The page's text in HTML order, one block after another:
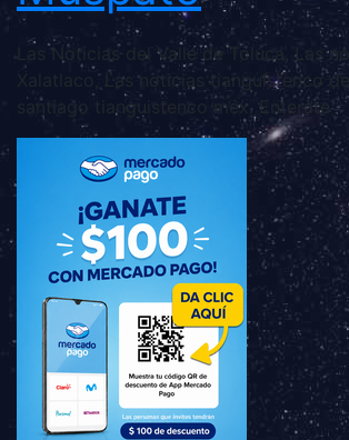
Las Noticias del Valle de Toluca, Las
Xalatlaco, Las noticias tianguistenco de
santiago tianguistenco méx. Enterate